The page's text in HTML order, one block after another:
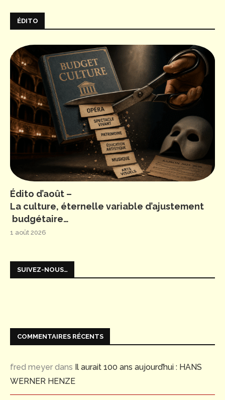
ÉDITO
Édito d’août –
La culture, éternelle variable d’ajustement
budgétaire…
1 août 2026
SUIVEZ-NOUS…
COMMENTAIRES RÉCENTS
fred meyer dans Il aurait 100 ans aujourd’hui : HANS
WERNER HENZE